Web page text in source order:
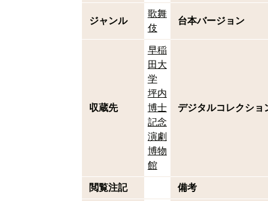
ジャンル
歌舞
伎
台本バージョン
収蔵先
早稲
田大
学
坪内
博士
記念
演劇
博物
館
デジタルコレクショ
閲覧注記 備考